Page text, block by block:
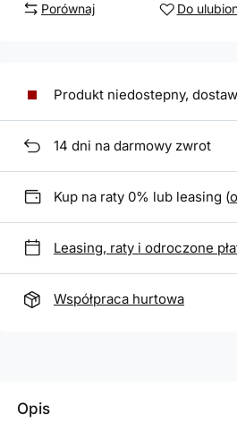
Porównaj Do
Produkt niedostepny,
14 dni na darmowy zwrot
Kup na raty 0% lub leasing (
Leasing, raty i odroczone
Współpraca hurtowa
Opis